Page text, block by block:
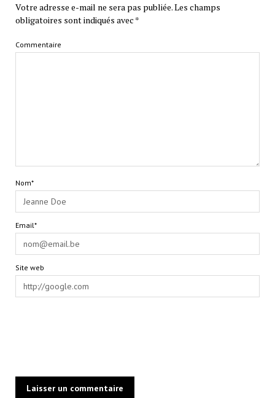
Votre adresse e-mail ne sera pas publiée.Les champs
obligatoires sont indiqués avec *
Commentaire
Nom*
Email*
Site web